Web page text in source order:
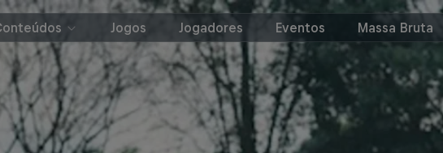
Jogos Jogadores Eventos Massa Bruta